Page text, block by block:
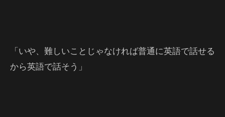
「いや、難しいことじゃなければ普通に英語で話せる
から英語で話そう」